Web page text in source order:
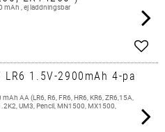
mAh , ej laddningsbar
1.5V-2900mAh 4-pa
AA (LR6, R6, FR6, HR6, KR6, ZR6,15A,
UM3, Pencil, MN1500, MX1500,